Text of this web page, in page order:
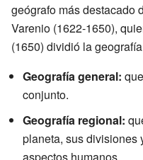
geógrafo más destacado
Varenio (1622-1650),
(1650) dividió la
Geografía general:
conjunto.
Geografía regional:
planeta, sus divisiones
aspectos humanos.